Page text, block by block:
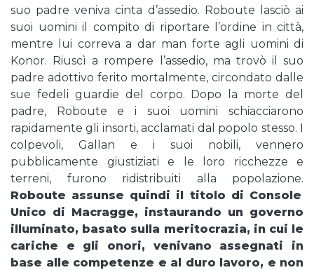
suo padre veniva cinta d’assedio. Roboute lasciò ai
suoi uomini il compito di riportare l’ordine in città,
mentre lui correva a dar man forte agli uomini di
Konor. Riuscì a rompere l’assedio, ma trovò il suo
padre adottivo ferito mortalmente, circondato dalle
sue fedeli guardie del corpo. Dopo la morte del
padre, Roboute e i suoi uomini schiacciarono
rapidamente gli insorti, acclamati dal popolo stesso. I
colpevoli, Gallan e i suoi nobili, vennero
pubblicamente giustiziati e le loro ricchezze e
terreni, furono ridistribuiti alla popolazione.
Roboute assunse quindi il titolo di Console
Unico di Macragge, instaurando un governo
illuminato, basato sulla meritocrazia, in cui le
cariche e gli onori, venivano assegnati in
base alle competenze e al duro lavoro, e non